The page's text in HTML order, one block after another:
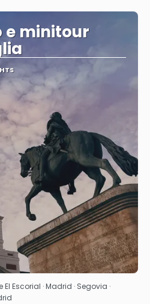
e minitour
See
Escorial · Madrid · Segovia ·